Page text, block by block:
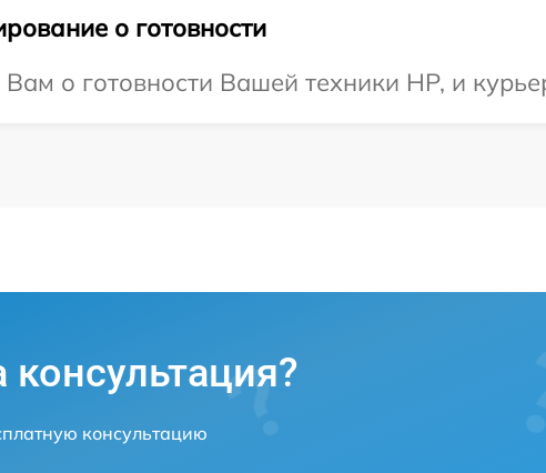
о готовности
о готовности Вашей техники HP, и
консультацию